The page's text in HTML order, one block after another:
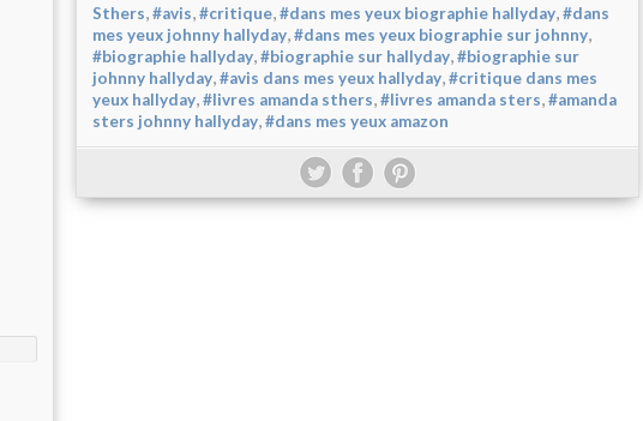
Sthers,#avis,#critique,#dans mes yeux biographie hallyday,#dans
mes yeux johnny hallyday,#dans mes yeux biographie sur johnny,
#biographie hallyday,#biographie sur hallyday,#biographie sur
johnny hallyday,#avis dans mes yeux hallyday,#critique dans mes
yeux hallyday,#livres amanda sthers,#livres amanda sters,#amanda
sters johnny hallyday,#dans mes yeux amazon